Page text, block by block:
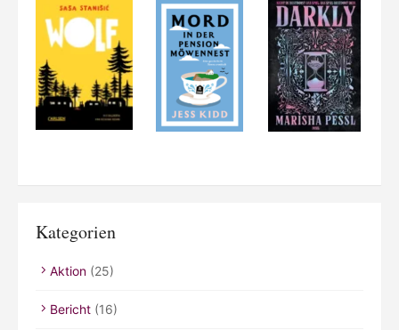
Kategorien
Aktion (25)
Bericht (16)